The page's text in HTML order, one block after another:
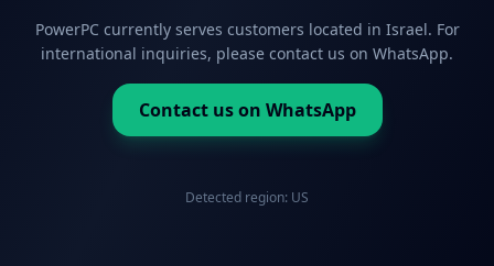
PowerPC currently serves customers located in Israel. For
international inquiries, please contact us on WhatsApp.
Contact us on WhatsApp
Detected region: US